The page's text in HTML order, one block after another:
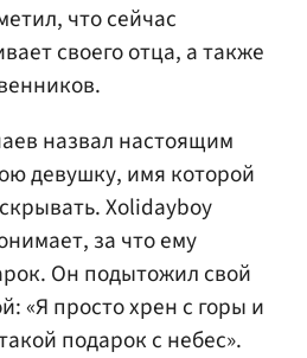
что сейчас
своего отца, а также
назвал настоящим
девушку, имя которой
Xolidayboy
за что ему
Он подытожил свой
«Я просто хрен с горы и
подарок с небес».